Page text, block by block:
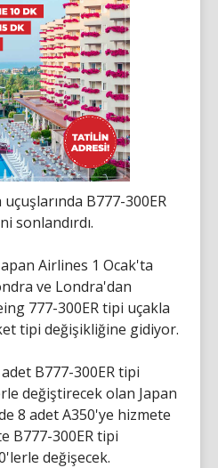
B777-300ER
sonlandırdı.
Airlines 1 Ocak'ta
ve Londra'dan
777-300ER tipi uçakla
tipi değişikliğine gidiyor.
B777-300ER tipi
değiştirecek olan Japan
8 adet A350'ye hizmete
B777-300ER tipi
değişecek.